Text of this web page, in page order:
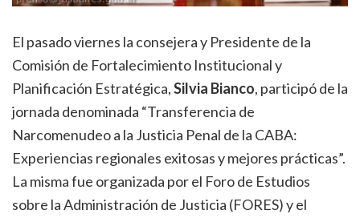
El pasado viernes la consejera y Presidente de la
Comisión de Fortalecimiento Institucional y
Planificación Estratégica,Silvia Bianco, participó de la
jornada denominada “Transferencia de
Narcomenudeo a la Justicia Penal de la CABA:
Experiencias regionales exitosas y mejores prácticas”.
La misma fue organizada por el Foro de Estudios
sobre la Administración de Justicia (FORES) y el